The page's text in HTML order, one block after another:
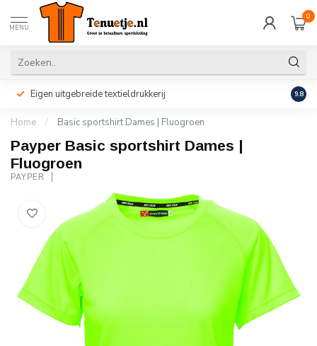
MENU
0
Eigen uitgebreide textieldrukkerij 9.8
Home / Basic sportshirt Dames | Fluogroen
Payper Basic sportshirt Dames |
Fluogroen
PAYPER